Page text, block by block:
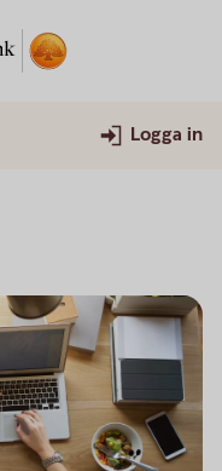
Logga in